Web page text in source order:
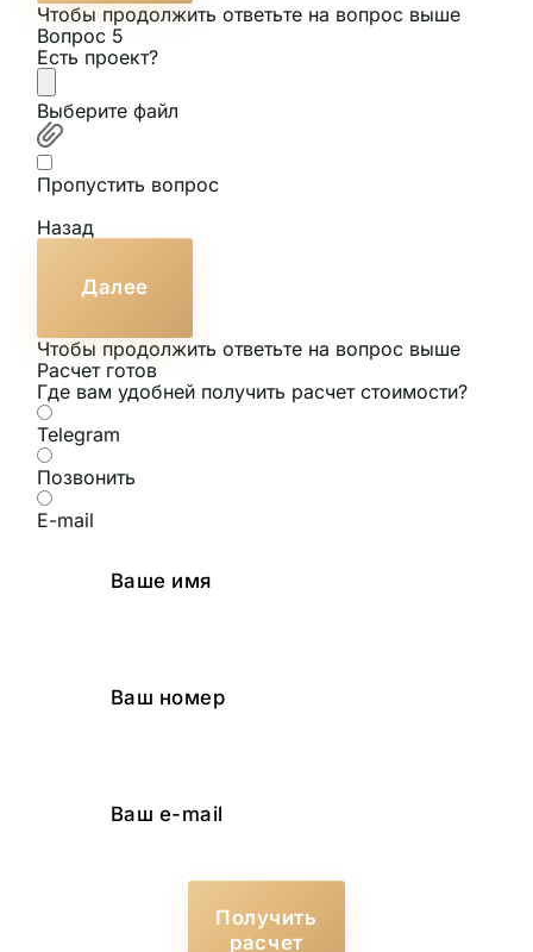
Чтобы продолжить ответьте на вопрос выше
Вопрос 5
Есть проект?
Выберите файл
Пропустить вопрос
Назад
Далее
Чтобы продолжить ответьте на вопрос выше
Расчет готов
Где вам удобней получить расчет стоимости?
Telegram
Позвонить
E-mail
Получить
расчет